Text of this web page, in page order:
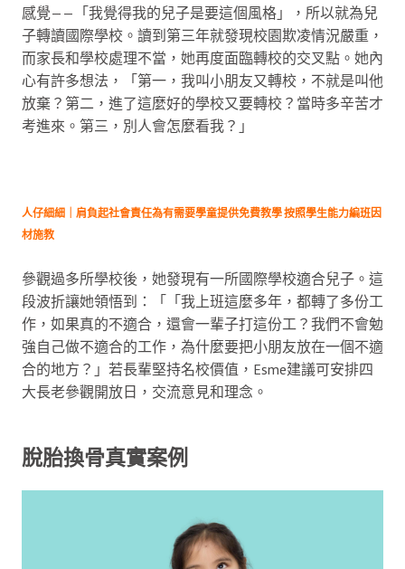
感覺——「我覺得我的兒子是要這個風格」，所以就為兒
子轉讀國際學校。讀到第三年就發現校園欺凌情況嚴重，
而家長和學校處理不當，她再度面臨轉校的交叉點。她內
心有許多想法，「第一，我叫小朋友又轉校，不就是叫他
放棄？第二，進了這麼好的學校又要轉校？當時多辛苦才
考進來。第三，別人會怎麼看我？」
人仔細細｜肩負起社會責任為有需要學童提供免費教學 按照學生能力編班因
材施教
參觀過多所學校後，她發現有一所國際學校適合兒子。這
段波折讓她領悟到：「「我上班這麼多年，都轉了多份工
作，如果真的不適合，還會一輩子打這份工？我們不會勉
強自己做不適合的工作，為什麼要把小朋友放在一個不適
合的地方？」若長輩堅持名校價值，Esme建議可安排四
大長老參觀開放日，交流意見和理念。
脫胎換骨真實案例